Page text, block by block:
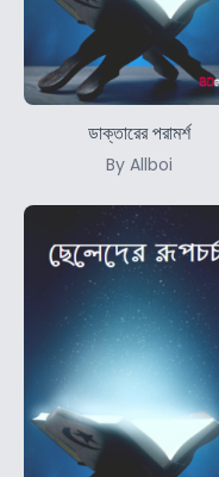
ডাক্তারের পরামর্শ
By Allboi